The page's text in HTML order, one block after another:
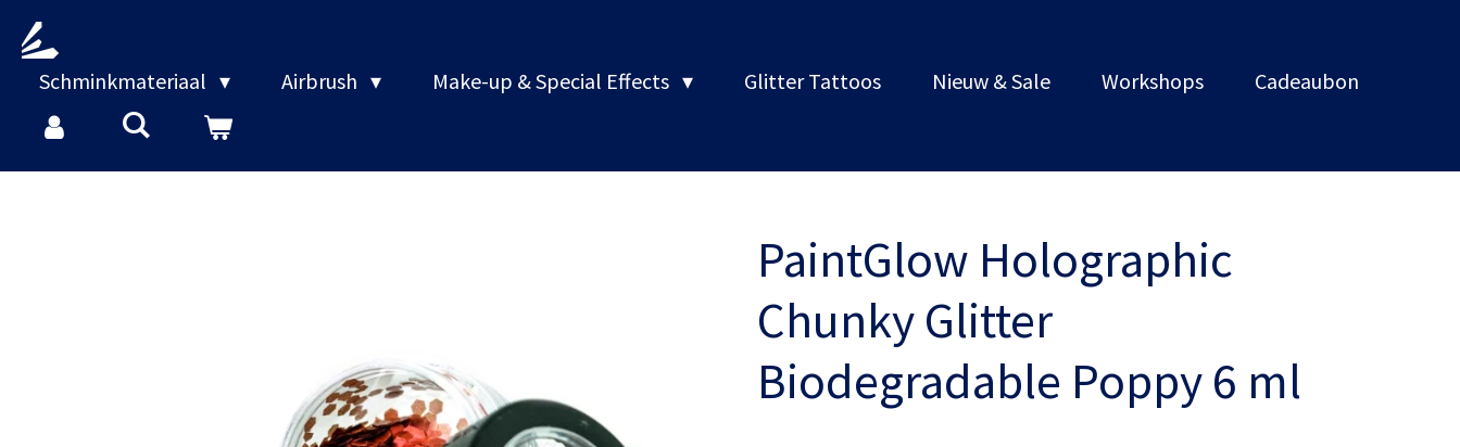
direct
naar
hoofdinhoud
Schminkmateriaal Airbrush Make-up & Special Effects Glitter Tattoos Nieuw & Sale Workshops Cadeaubon
PaintGlow Holographic
Chunky Glitter
Biodegradable Poppy 6 ml